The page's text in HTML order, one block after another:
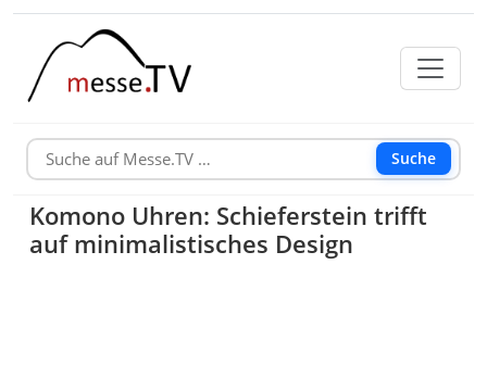
Suche
Komono Uhren: Schieferstein trifft
auf minimalistisches Design